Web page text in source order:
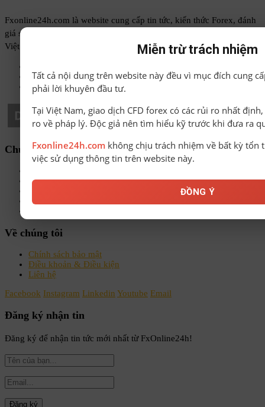
Fxonline24h.com là website cung cấp tin tức, kiến thức Forex, đánh
giá sàn, bonus Forex và các công cụ hỗ trợ giao dịch, giúp trader
Việt Nam tiếp cận thông tin chính xác, minh bạch và dễ sử dụng.
Email: admin@fxonline24h.com
Support: admin@fxonline24h.com
Chuyên mục
Sàn Forex uy tín
Bonus No Deposit
Về chúng tôi
Chính sách bảo mật
Điều khoản & Điều kiện
Liên hệ
Facebook Instagram Linkedin Youtube Email
Đăng ký nhận tin
Đăng ký để nhận tin tức mới nhất từ FxOnline24h!
Miễn trừ trách nhiệm
Tất cả nội dung trên website này đều vì mục đích cung
phải lời khuyên đầu tư.
Tại Việt Nam, giao dịch CFD forex có các rủi ro nhất
ro về pháp lý. Độc giả nên tìm hiểu kỹ trước khi đưa ra
Fxonline24h.com không chịu trách nhiệm về bất kỳ tổn
việc sử dụng thông tin trên website này.
ĐỒNG Ý